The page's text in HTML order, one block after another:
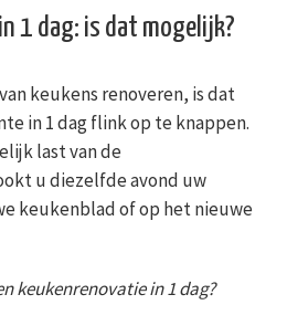
1 dag: is dat mogelijk?
keukens renoveren, is dat
in 1 dag flink op te knappen.
last van de
u diezelfde avond uw
keukenblad of op het nieuwe
keukenrenovatie in 1 dag?